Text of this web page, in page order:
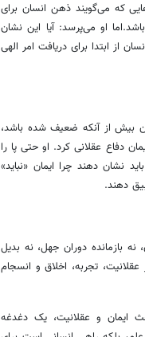
که می‌گویند ذهن انسان برای
او می‌پرسد: آیا این نشان
از ابتدا برای دریافت امر الهی
بیش از آنکه ضعیف شده باشد،
دفاع عقلانی کرد. او حتی پا را
نشان دهند چرا ایمان «نباید»
دهند.
نه بازمانده دوران جهل، نه بدیل
تجربه، اخلاق و انسجام
ایمان و عقلانیت، یک دغدغه